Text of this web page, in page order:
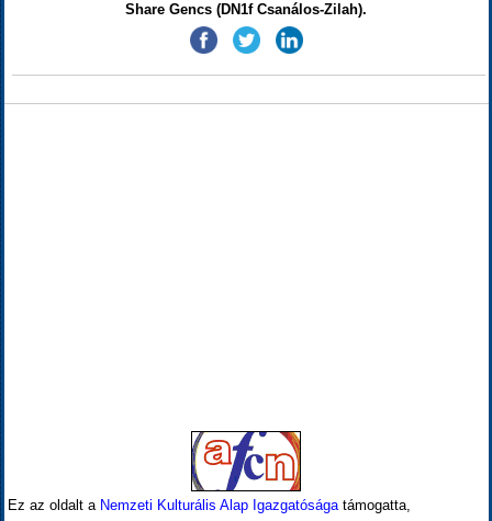
Share Gencs (DN1f Csanálos-Zilah).
Ez az oldalt a Nemzeti Kulturális Alap Igazgatóságatámogatta,